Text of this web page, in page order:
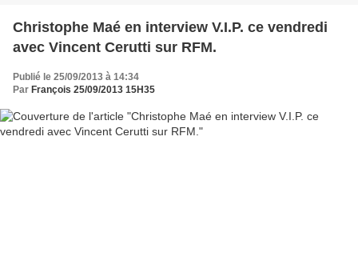
Christophe Maé en interview V.I.P. ce vendredi
avec Vincent Cerutti sur RFM.
Publié le 25/09/2013 à 14:34
Par François 25/09/2013 15H35